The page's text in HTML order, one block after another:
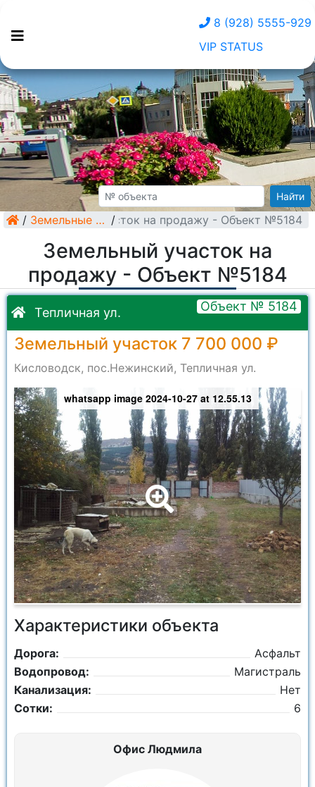
8 (928) 5555-929
VIP STATUS
Найти
/ Земельные участки /
Земельный участок на продажу - Объект №5184
Земельный участок на
продажу - Объект №5184
Тепличная ул. Объект № 5184
Земельный участок 7 700 000 ₽
Кисловодск, пос.Нежинский, Тепличная ул.
whatsapp image 2024-10-27 at 12.55.13
Характеристики объекта
Дорога:
Асфальт
Водопровод:
Магистраль
Канализация:
Нет
Сотки:
6
Офис Людмила